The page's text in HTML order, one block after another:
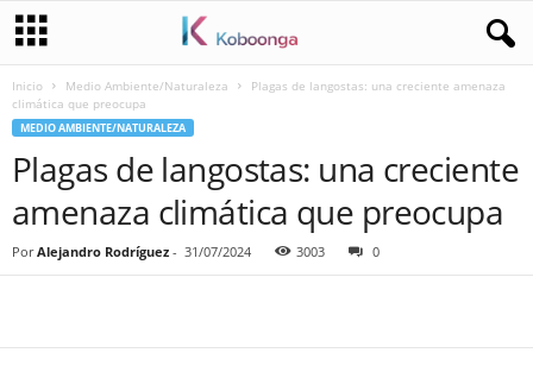
Inicio Medio Ambiente/Naturaleza
Plagas de langostas: una creciente amenaza
climática que preocupa
MEDIO AMBIENTE/NATURALEZA
Plagas de langostas: una creciente
amenaza climática que preocupa
Por Alejandro Rodríguez - 31/07/2024 3003 0